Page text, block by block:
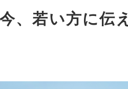
、若い方に伝え